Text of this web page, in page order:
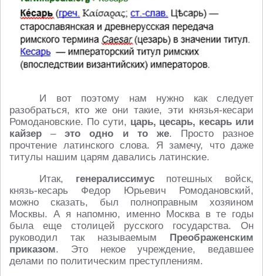
И вот поэтому нам нужно как следует
разобраться, кто же они такие, эти князья-кесари
Ромодановские. По сути, царь, цесарь, кесарь или
кайзер–это одно и то же. Просто разное
прочтение латинского слова. Я замечу, что даже
титулы нашим царям давались латинские.
Итак, генералиссимуспотешных войск,
князь-кесарь Федор Юрьевич Ромодановский,
можно сказать, был полноправным хозяином
Москвы. А я напомню, именно Москва в те годы
была еще столицей русского государства. Он
руководил так называемым Преображенским
приказом. Это некое учреждение, ведавшее
делами по политическим преступлениям.